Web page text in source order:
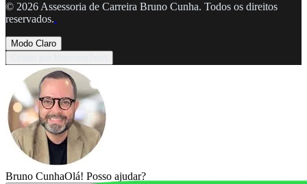
© 2026 Assessoria de Carreira Bruno Cunha. Todos os direitos
reservados..
Modo Claro
Bruno CunhaOlá! Posso ajudar?